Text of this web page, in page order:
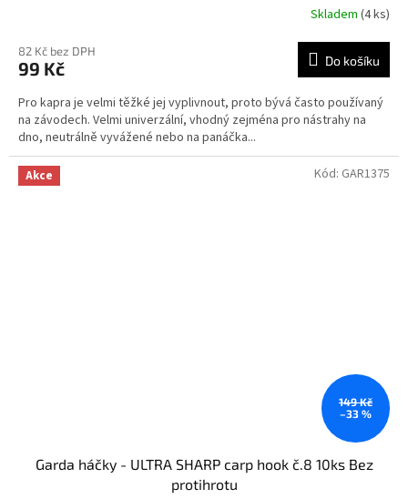
Skladem (4 ks)
82 Kč bez DPH
99 Kč Do košíku
Pro kapra je velmi těžké jej vyplivnout, proto bývá často používaný
na závodech. Velmi univerzální, vhodný zejména pro nástrahy na
dno, neutrálně vyvážené nebo na panáčka...
Akce
149 Kč
–33 %
Garda háčky - ULTRA SHARP carp hook č.8 10ks Bez
protihrotu
Kód: GAR1375